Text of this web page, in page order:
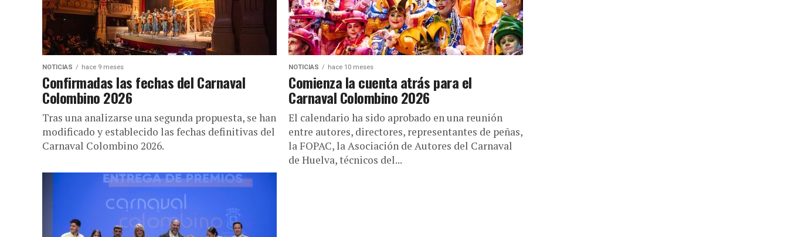
NOTICIAS hace 9 meses
Confirmadas las fechas del Carnaval
Colombino 2026
Tras una analizarse una segunda propuesta, se han
modificado y establecido las fechas definitivas del
Carnaval Colombino 2026.
NOTICIAS hace 10 meses
Comienza la cuenta atrás para el
Carnaval Colombino 2026
El calendario ha sido aprobado en una reunión
entre autores, directores, representantes de peñas,
la FOPAC, la Asociación de Autores del Carnaval
de Huelva, técnicos del...